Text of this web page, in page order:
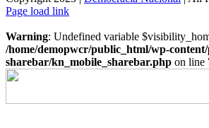
Facebook
Twitter
Instagram
Page load link
Warning: Undefined variable
/home/demopwcr/public_html/wp-
sharebar/kn_mobile_sharebar.php on line